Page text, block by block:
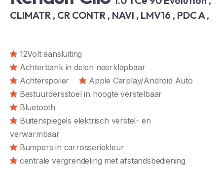
CLIMATR , CR CONTR , NAVI , LMV16 , PDC A ,
12Volt aansluiting
Achterbank in delen neerklapbaar
Achterspoiler
Apple Carplay/Android Auto
Bestuurdersstoel in hoogte verstelbaar
Bluetooth
Buitenspiegels elektrisch verstel- en
verwarmbaar
Bumpers in carrosseriekleur
centrale vergrendeling met afstandsbediening